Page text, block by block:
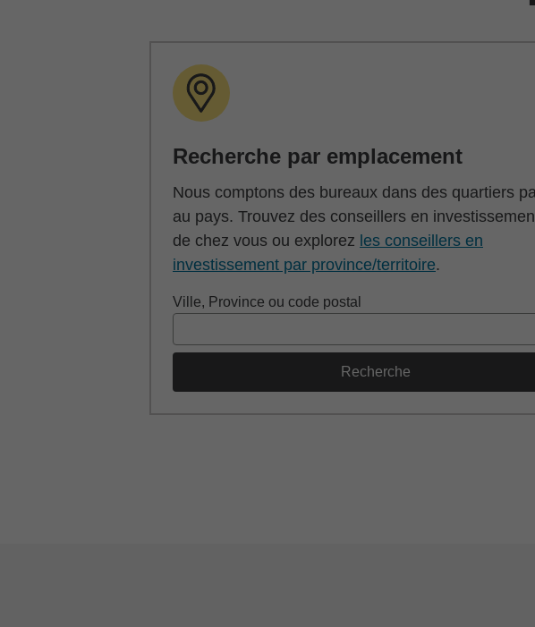
Recherche par emplacement
Nous comptons des bureaux dans des quartiers
au pays. Trouvez des conseillers en
de chez vous ou explorez les conseillers en
investissement par province/territoire.
Ville, Province ou code postal
Recherche